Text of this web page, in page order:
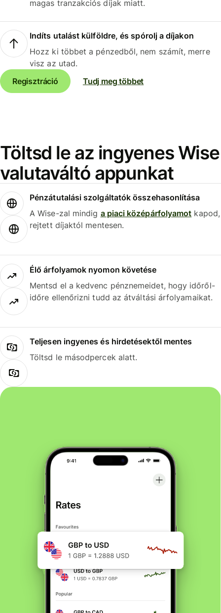
magas tranzakciós díjak miatt.
Indíts utalást külföldre, és spórolj a díjakon
Hozz ki többet a pénzedből, nem számít, merre
visz az utad.
Regisztráció
Tudj meg többet
Töltsd le az ingyenes Wise
valutaváltó appunkat
Pénzátutalási szolgáltatók összehasonlítása
A Wise-zal mindig a piaci középárfolyamot kapod,
rejtett díjaktól mentesen.
Élő árfolyamok nyomon követése
Mentsd el a kedvenc pénznemeidet, hogy időről-
időre ellenőrizni tudd az átváltási árfolyamaikat.
Teljesen ingyenes és hirdetésektől mentes
Töltsd le másodpercek alatt.